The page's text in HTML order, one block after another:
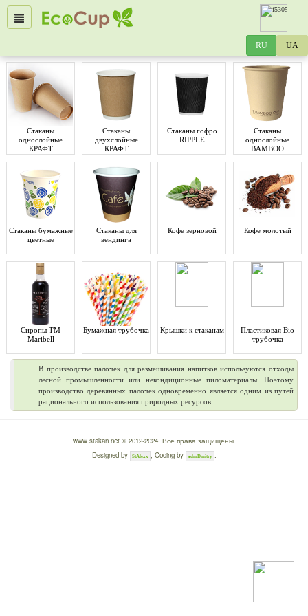
Стаканы
однослойные
КРАФТ
Стаканы
двухслойные
КРАФТ
Стаканы гофро
RIPPLE
Стаканы
однослойные
BAMBOO
Стаканы бумажные
цветные
Стаканы для
вендинга
Кофе зерновой Кофе молотый
Сиропы ТМ
Maribell
Бумажная трубочка Крышки к стаканам
Пластиковая Bio
трубочка
В производстве палочек для размешивания напитков используются отходы
лесной промышленности или некондиционные пиломатериалы. Поэтому
производство деревянных палочек одновременно является одним из путей
рационального использования природных ресурсов.
www.stakan.net © 2012-2024. Все права защищены.
Designed by
StAlexx , Coding by admDmitry